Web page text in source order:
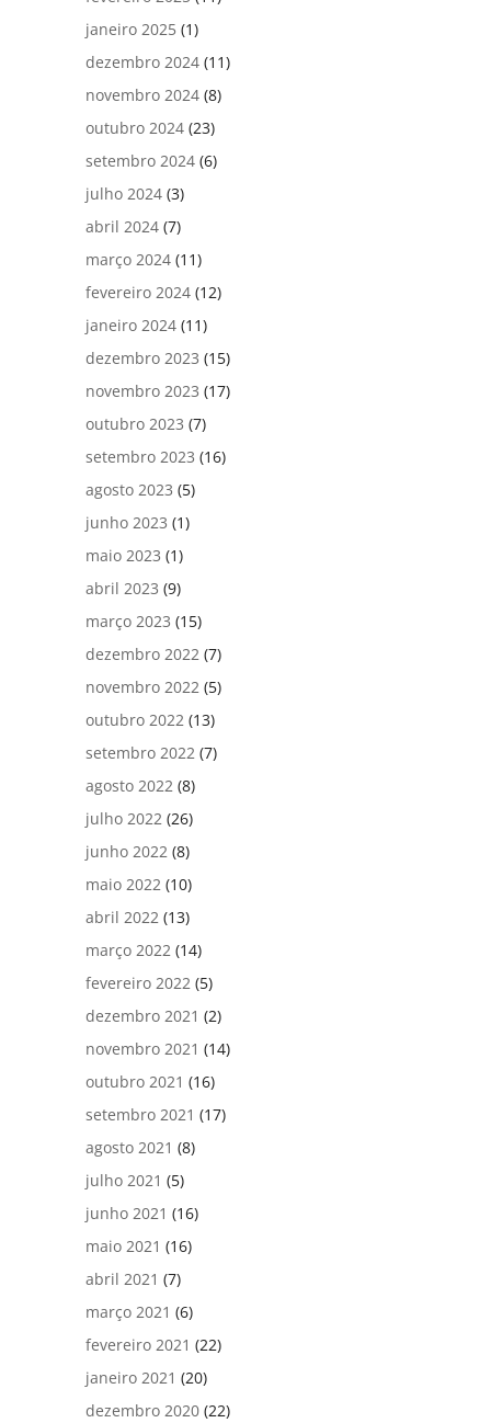
janeiro 2025 (1)
dezembro 2024 (11)
novembro 2024 (8)
outubro 2024 (23)
setembro 2024 (6)
julho 2024 (3)
abril 2024 (7)
março 2024 (11)
fevereiro 2024 (12)
janeiro 2024 (11)
dezembro 2023 (15)
novembro 2023 (17)
outubro 2023 (7)
setembro 2023 (16)
agosto 2023 (5)
junho 2023 (1)
maio 2023 (1)
abril 2023 (9)
março 2023 (15)
dezembro 2022 (7)
novembro 2022 (5)
outubro 2022 (13)
setembro 2022 (7)
agosto 2022 (8)
julho 2022 (26)
junho 2022 (8)
maio 2022 (10)
abril 2022 (13)
março 2022 (14)
fevereiro 2022 (5)
dezembro 2021 (2)
novembro 2021 (14)
outubro 2021 (16)
setembro 2021 (17)
agosto 2021 (8)
julho 2021 (5)
junho 2021 (16)
maio 2021 (16)
abril 2021 (7)
março 2021 (6)
fevereiro 2021 (22)
janeiro 2021 (20)
dezembro 2020 (22)